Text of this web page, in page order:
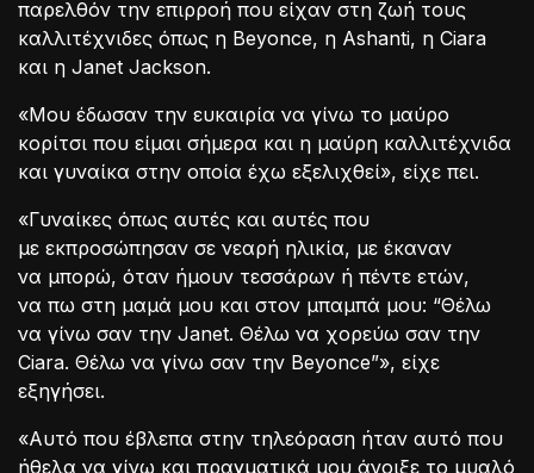
παρελθόν την επιρροή που είχαν στη ζωή τους
καλλιτέχνιδες όπως η Beyonce, η Ashanti, η Ciara
και η Janet Jackson.
«Μου έδωσαν την ευκαιρία να γίνω το μαύρο
κορίτσι που είμαι σήμερα και η μαύρη καλλιτέχνιδα
και γυναίκα στην οποία έχω εξελιχθεί», είχε πει.
«Γυναίκες όπως αυτές και αυτές που
με εκπροσώπησαν σε νεαρή ηλικία, με έκαναν
να μπορώ, όταν ήμουν τεσσάρων ή πέντε ετών,
να πω στη μαμά μου και στον μπαμπά μου: “Θέλω
να γίνω σαν την Janet. Θέλω να χορεύω σαν την
Ciara. Θέλω να γίνω σαν την Beyonce”», είχε
εξηγήσει.
«Αυτό που έβλεπα στην τηλεόραση ήταν αυτό που
ήθελα να γίνω και πραγματικά μου άνοιξε το μυαλό